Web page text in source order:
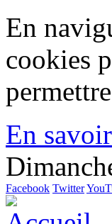
En
cookies
En
Facebook Twitter